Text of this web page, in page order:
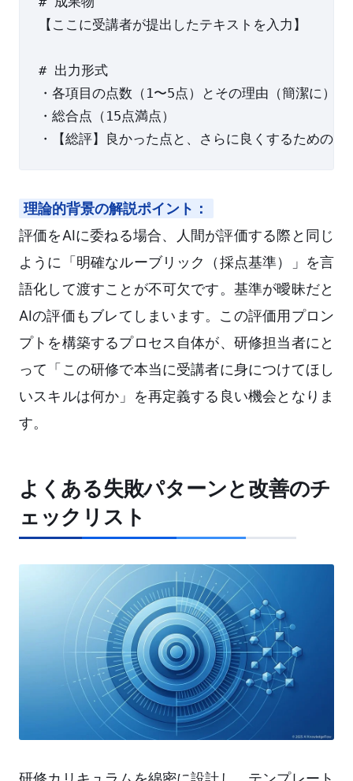
【ここに受講者が提出したテキストを入力】
# 出力形式
・各項目の点数（1〜5点）とその理由（簡潔に）
・総合点（15点満点）
理論的背景の解説ポイント：
評価をAIに委ねる場合、人間が評価する際と同じ
ように「明確なルーブリック（採点基準）」を言
語化して渡すことが不可欠です。基準が曖昧だと
AIの評価もブレてしまいます。この評価用プロン
プトを構築するプロセス自体が、研修担当者にと
って「この研修で本当に受講者に身につけてほし
いスキルは何か」を再定義する良い機会となりま
す。
よくある失敗パターンと改善のチ
ェックリスト